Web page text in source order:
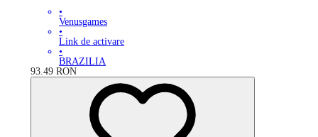
•
Venusgames
•
Link de activare
•
BRAZILIA
93.49 RON